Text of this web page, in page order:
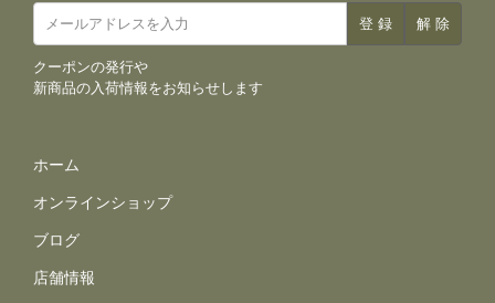
クーポンの発行や
新商品の入荷情報をお知らせします
サイトナビゲーション
ホーム
オンラインショップ
ブログ
店舗情報